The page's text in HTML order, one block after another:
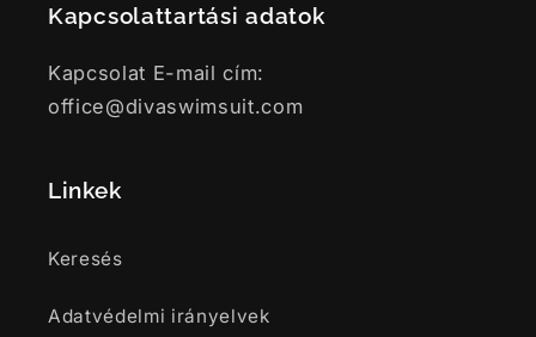
Kapcsolattartási adatok
Kapcsolat E-mail cím:
office@divaswimsuit.com
Linkek
Keresés
Adatvédelmi irányelvek